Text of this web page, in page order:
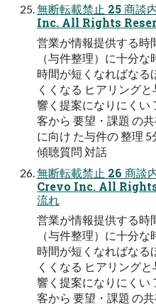
無断転載禁⽌ 25 商
Inc. All Rights
営業が情報提供する時
（与件整理）に⼗分
時間が短くなればなる
くくなる ヒアリング
響く提案になりにくい
客から 要望・課題 の
に向け た与件の 整理
傾聴質問 対話
無断転載禁⽌ 26 商
Crevo Inc. All Rights
流れ
営業が情報提供する時
（与件整理）に⼗分
時間が短くなればなる
くくなる ヒアリング
響く提案になりにくい
客から 要望・課題 の